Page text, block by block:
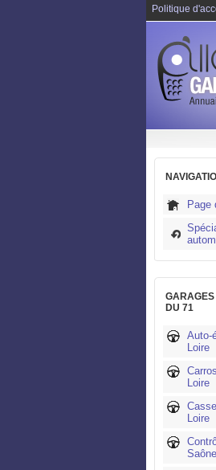
Politique
Page
DU 71
Auto-
Loire
Loire
Loire